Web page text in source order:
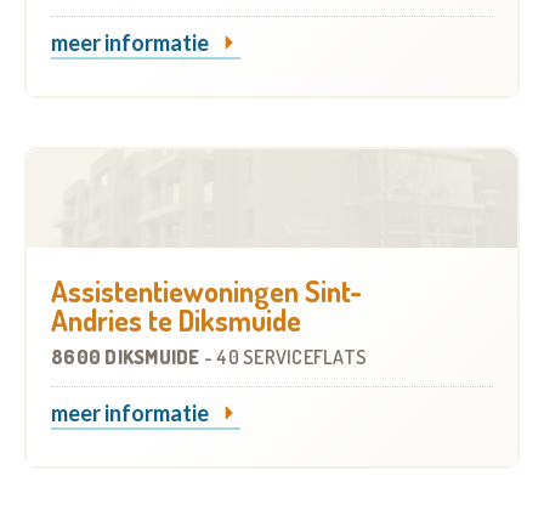
meer informatie
Assistentiewoningen Sint-
Andries te Diksmuide
8600 DIKSMUIDE -40 SERVICEFLATS
meer informatie